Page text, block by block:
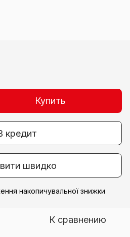
Купить
кредит
швидко
накопичувальної знижки
К сравнению